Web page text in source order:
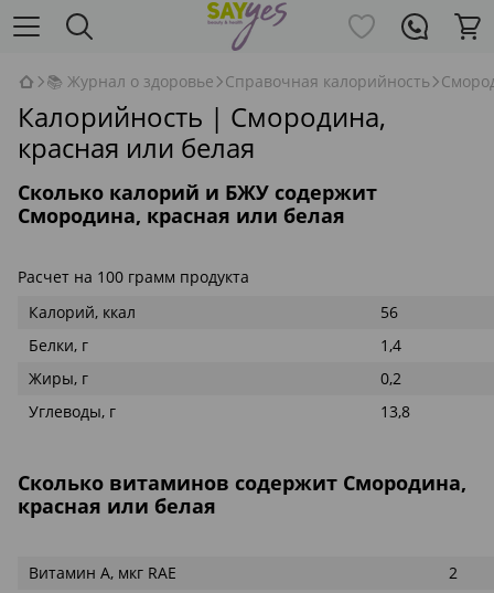
📚 Журнал о здоровье Справочная калорийность
Калорийность | Смородина,
красная или белая
Сколько калорий и БЖУ содержит
Смородина, красная или белая
Расчет на 100 грамм продукта
Калорий, ккал
56
Белки, г
1,4
Жиры, г
0,2
Углеводы, г
13,8
Сколько витаминов содержит Смородина,
красная или белая
Витамин А, мкг RAE
2